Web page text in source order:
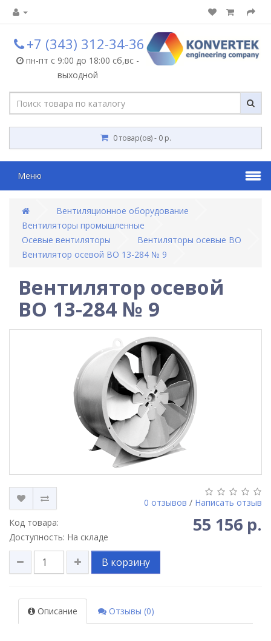
+7 (343) 312-34-36
пн-пт с 9:00 до 18:00 сб,вс -
выходной
0 товар(ов) - 0 р.
Меню
Вентиляционное оборудование
Вентиляторы промышленные
Осевые вентиляторы
Вентиляторы осевые ВО
Вентилятор осевой ВО 13-284 № 9
Вентилятор осевой
ВО 13-284 № 9
0 отзывов / Написать отзыв
Код товара:
Доступность: На складе
55 156 р.
В корзину
Описание Отзывы (0)